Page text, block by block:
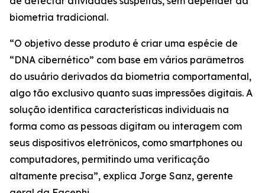
biometria tradicional.
“O objetivo desse produto é criar uma espécie de
“DNA cibernético” com base em vários parâmetros
do usuário derivados da biometria comportamental,
algo tão exclusivo quanto suas impressões digitais. A
solução identifica características individuais na
forma como as pessoas digitam ou interagem com
seus dispositivos eletrônicos, como smartphones ou
computadores, permitindo uma verificação
altamente precisa”, explica Jorge Sanz, gerente